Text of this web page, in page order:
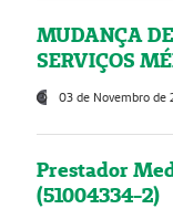
MUDANÇA
SERVIÇOS
03 de Novembro de
Prestador
(51004334-2)